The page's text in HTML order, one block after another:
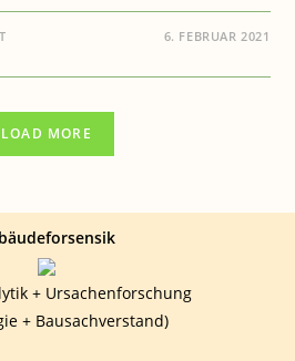
FÜR
‚KUNST
BAU‘
6. FEBRUAR 2021
LOAD MORE
+ Ursachenforschung
+ Bausachverstand)